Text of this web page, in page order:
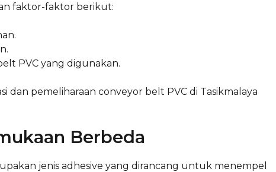
faktor-faktor berikut:
PVC yang digunakan.
dan pemeliharaan conveyor belt PVC di Tasikmalaya
Berbeda
jenis adhesive yang dirancang untuk menempel